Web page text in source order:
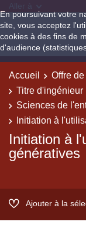
En poursuivant votre
site, vous acceptez
cookies à des fins de
d'audience
Accueil
Offre
Titre d'ingénieur
Sciences de
Initiation à
Initiation à
génératives
Ajouter à la